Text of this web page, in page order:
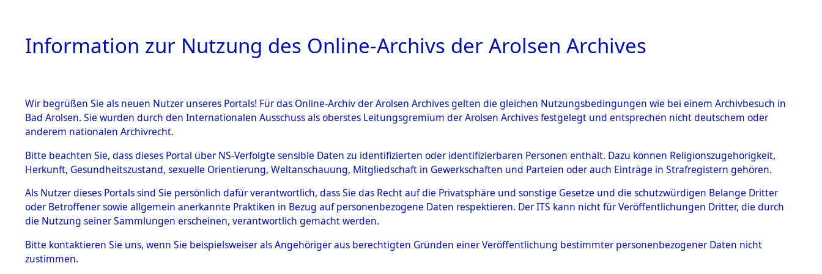
HOME BESTANDSBESCHREIBUNG ARCHIVALE ÜBERSICHT BILD
BESTÄNDE
Inhaftierungsdoku
mente
5. Verschiedenes
Todesmärsche
5.3.1 Alliierte
Ermittlungen zu den Orten Schandelah - Steinrain.→0003
(84605541)→0135 (84605676)
0135 (84605676)
Information zur Nutzung des Online-Archivs der Arolsen Archives
Wir begrüßen Sie als neuen Nutzer unseres Portals! Für das Online-Archiv der Arolsen Archives gelten die gleichen Nutzungsbedingungen wie bei einem Archivbesuch in
Bad Arolsen. Sie wurden durch den Internationalen Ausschuss als oberstes Leitungsgremium der Arolsen Archives festgelegt und entsprechen nicht deutschem oder
anderem nationalen Archivrecht.
Bitte beachten Sie, dass dieses Portal über NS-Verfolgte sensible Daten zu identifizierten oder identifizierbaren Personen enthält. Dazu können Religionszugehörigkeit,
Herkunft, Gesundheitszustand, sexuelle Orientierung, Weltanschauung, Mitgliedschaft in Gewerkschaften und Parteien oder auch Einträge in Strafregistern gehören.
Als Nutzer dieses Portals sind Sie persönlich dafür verantwortlich, dass Sie das Recht auf die Privatsphäre und sonstige Gesetze und die schutzwürdigen Belange Dritter
oder Betroffener sowie allgemein anerkannte Praktiken in Bezug auf personenbezogene Daten respektieren. Der ITS kann nicht für Veröffentlichungen Dritter, die durch
die Nutzung seiner Sammlungen erscheinen, verantwortlich gemacht werden.
Bitte kontaktieren Sie uns, wenn Sie beispielsweiser als Angehöriger aus berechtigten Gründen einer Veröffentlichung bestimmter personenbezogener Daten nicht
zustimmen.